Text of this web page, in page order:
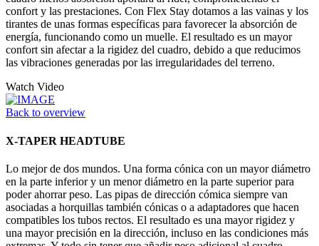
confort y las prestaciones. Con Flex Stay dotamos a las vainas y los
tirantes de unas formas específicas para favorecer la absorción de
energía, funcionando como un muelle. El resultado es un mayor
confort sin afectar a la rigidez del cuadro, debido a que reducimos
las vibraciones generadas por las irregularidades del terreno.
Watch Video
Back to overview
X-TAPER HEADTUBE
Lo mejor de dos mundos. Una forma cónica con un mayor diámetro
en la parte inferior y un menor diámetro en la parte superior para
poder ahorrar peso. Las pipas de dirección cómica siempre van
asociadas a horquillas también cónicas o a adaptadores que hacen
compatibles los tubos rectos. El resultado es una mayor rigidez y
una mayor precisión en la dirección, incluso en las condiciones más